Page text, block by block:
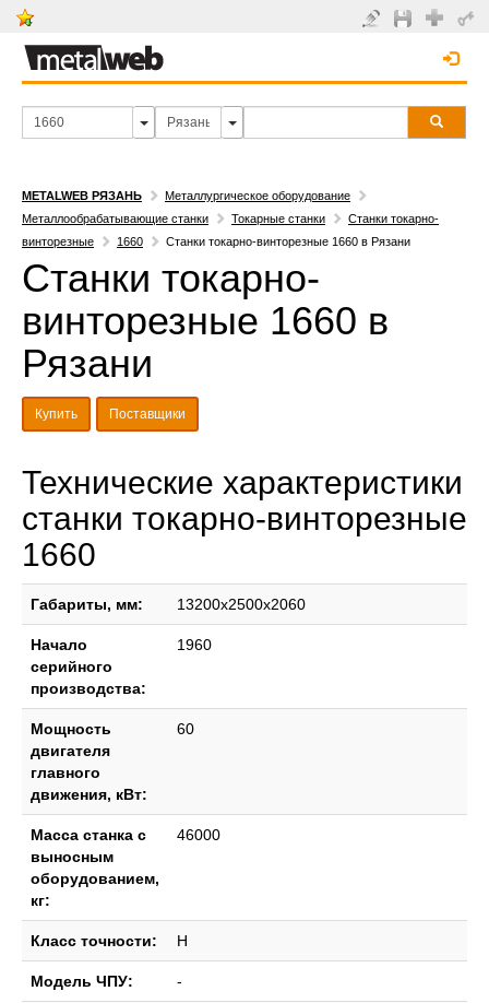
METALWEB РЯЗАНЬ
Металлургическое оборудование
Металлообрабатывающие станки
Токарные станки
Станки токарно-
винторезные
1660 Станки токарно-винторезные 1660 в Рязани
Станки токарно-
винторезные 1660 в
Рязани
Купить Поставщики
Технические характеристики
станки токарно-винторезные
1660
Габариты, мм: 13200x2500x2060
Начало
серийного
производства:
1960
Мощность
двигателя
главного
движения, кВт:
60
Масса станка с
выносным
оборудованием,
кг:
46000
Класс точности: Н
Модель ЧПУ: -